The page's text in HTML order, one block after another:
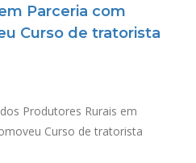
Parceria com
Curso de tratorista
Produtores Rurais em
Curso de tratorista